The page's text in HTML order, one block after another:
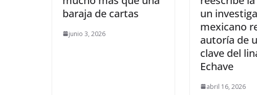
baraja de cartas
junio 3, 2026
un
mexicano
autoría de
clave del
Echave
abril 16, 2026